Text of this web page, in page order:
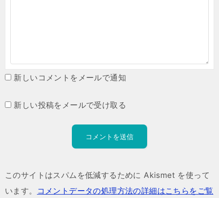
新しいコメントをメールで通知
新しい投稿をメールで受け取る
このサイトはスパムを低減するために Akismet を使って
います。
コメントデータの処理方法の詳細はこちらをご覧